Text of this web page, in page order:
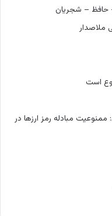
حافظ – شجریان
ملاصدار
است
مبادله رمز ارزها در